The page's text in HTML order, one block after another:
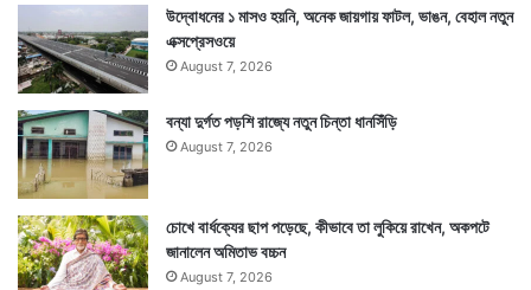
উদ্বোধনের ১ মাসও হয়নি, অনেক জায়গায় ফাটল, ভাঙন, বেহাল নতুন
এক্সপ্রেসওয়ে
August 7, 2026
বন্যা দুর্গত পড়শি রাজ্যে নতুন চিন্তা ধানসিঁড়ি
August 7, 2026
চোখে বার্ধক্যের ছাপ পড়েছে, কীভাবে তা লুকিয়ে রাখেন, অকপটে
জানালেন অমিতাভ বচ্চন
August 7, 2026